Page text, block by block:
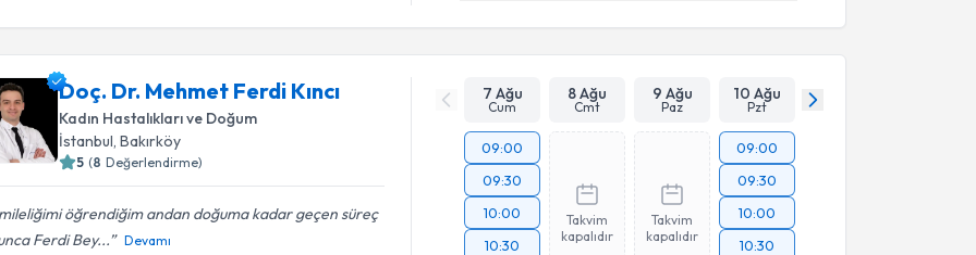
Doç. Dr. Mehmet Ferdi Kıncı
Kadın Hastalıkları ve Doğum
İstanbul ,Bakırköy
5 (8 Değerlendirme)
öğrendiğim andan doğuma kadar geçen süreç
Ferdi Bey...
Devamı
7 Ağu
Cum
8 Ağu
Cmt
9 Ağu
Paz
10 Ağu
Pzt
09:00
09:30
10:00
10:30
Takvim
kapalıdır
Takvim
kapalıdır
09:00
09:30
10:00
10:30